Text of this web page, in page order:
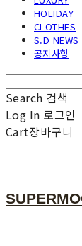
HOLIDAY
CLOTHES
S.D NEWS
공지사항
Search 검색
Log In 로그인
Cart장바구니